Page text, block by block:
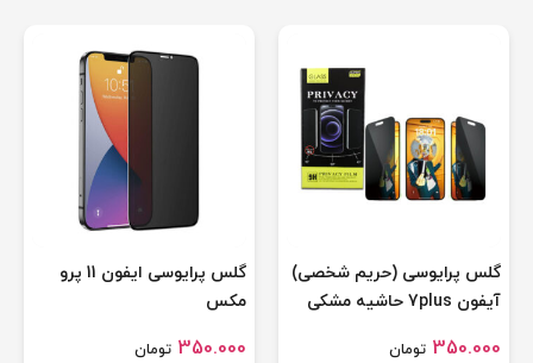
گلس پرایوسی (حریم شخصی)
آیفون 7plus حاشیه مشکی
تومان350.000
گلس پرایوسی ایفون 11 پرو
مکس
تومان350.000